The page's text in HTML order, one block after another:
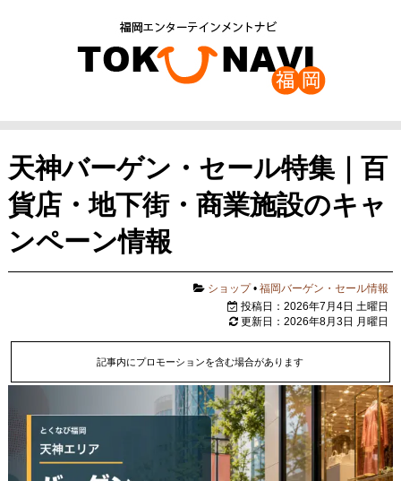
天神バーゲン・セール特集｜百
貨店・地下街・商業施設のキャ
ンペーン情報
ショップ•福岡バーゲン・セール情報
投稿日：2026年7月4日 土曜日
更新日：2026年8月3日 月曜日
記事内にプロモーションを含む場合があります